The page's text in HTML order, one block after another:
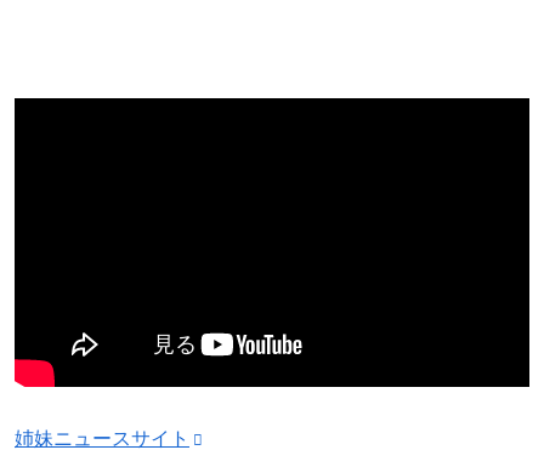
姉妹ニュースサイト